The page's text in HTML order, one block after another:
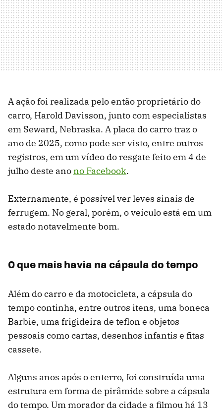
A ação foi realizada pelo então proprietário do
carro, Harold Davisson, junto com especialistas
em Seward, Nebraska. A placa do carro traz o
ano de 2025, como pode ser visto, entre outros
registros, em um vídeo do resgate feito em 4 de
julho deste anono Facebook.
Externamente, é possível ver leves sinais de
ferrugem. No geral, porém, o veículo está em um
estado notavelmente bom.
O que mais havia na cápsula do tempo
Além do carro e da motocicleta, a cápsula do
tempo continha, entre outros itens, uma boneca
Barbie, uma frigideira de teflon e objetos
pessoais como cartas, desenhos infantis e fitas
cassete.
Alguns anos após o enterro, foi construída uma
estrutura em forma de pirâmide sobre a cápsula
do tempo. Um morador da cidade a filmou há 13